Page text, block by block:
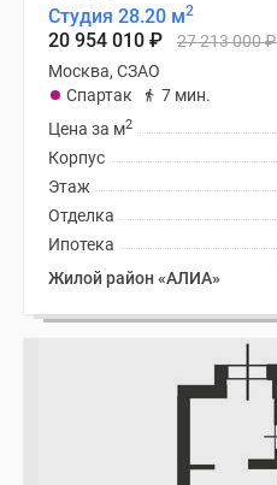
Студия 28.20 м2
20 954 010 ₽ 27 213 000₽
Москва, СЗАО
Спартак
7 мин.
Цена за м2
Корпус
Этаж
Отделка
Ипотека
Жилой район «АЛИА»